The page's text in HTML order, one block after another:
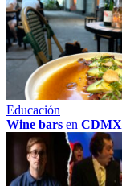
Educación
Wine bars en CDMX